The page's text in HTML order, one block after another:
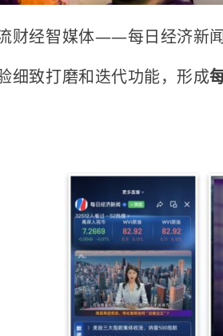
财经智媒体——每日经济新
细致打磨和迭代功能，形成